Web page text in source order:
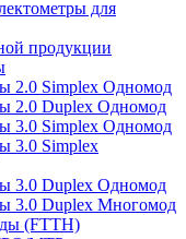
для
продукции
2.0 Simplex Одномод
2.0 Duplex Одномод
3.0 Simplex Одномод
3.0 Simplex
3.0 Duplex Одномод
3.0 Duplex Многомод
(FTTH)